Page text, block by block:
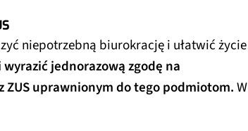
niepotrzebną biurokrację i ułatwić życie
jednorazową zgodę na
uprawnionym do tego podmiotom.W